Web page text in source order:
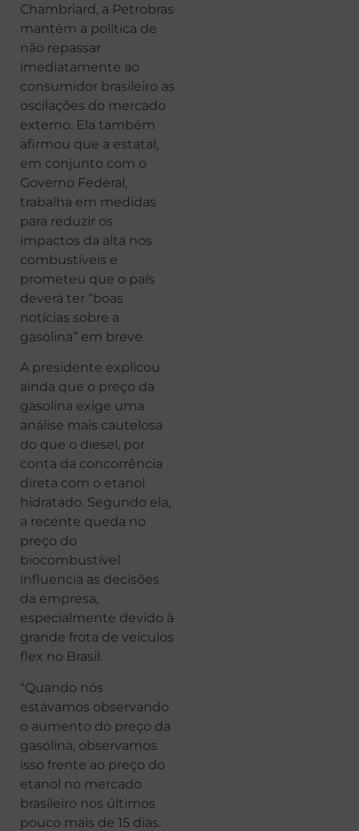
Chambriard, a Petrobras
mantém a política de
não repassar
imediatamente ao
consumidor brasileiro as
oscilações do mercado
externo. Ela também
afirmou que a estatal,
em conjunto com o
Governo Federal,
trabalha em medidas
para reduzir os
impactos da alta nos
combustíveis e
prometeu que o país
deverá ter “boas
notícias sobre a
gasolina” em breve.
A presidente explicou
ainda que o preço da
gasolina exige uma
análise mais cautelosa
do que o diesel, por
conta da concorrência
direta com o etanol
hidratado. Segundo ela,
a recente queda no
preço do
biocombustível
influencia as decisões
da empresa,
especialmente devido à
grande frota de veículos
flex no Brasil.
“Quando nós
estávamos observando
o aumento do preço da
gasolina, observamos
isso frente ao preço do
etanol no mercado
brasileiro nos últimos
pouco mais de 15 dias.